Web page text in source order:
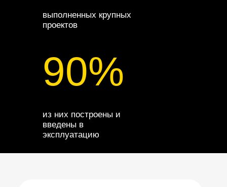
выполненных крупных
проектов
из них построены и
введены в
эксплуатацию
90%